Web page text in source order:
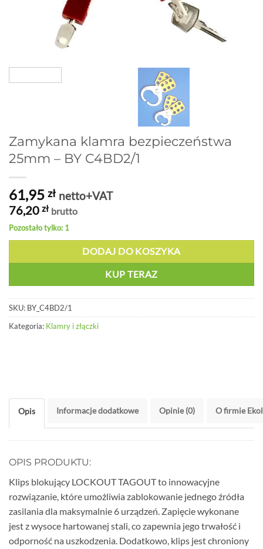
Zamykana klamra bezpieczeństwa
25mm – BY C4BD2/1
61,95 zł netto+VAT
76,20 zł brutto
Pozostało tylko: 1
DODAJ DO KOSZYKA
KUP TERAZ
SKU: BY_C4BD2/1
Kategoria: Klamry i złączki
Opis Informacje dodatkowe Opinie (0) O firmie
OPIS PRODUKTU:
Klips blokujący LOCKOUT TAGOUT to innowacyjne
rozwiązanie, które umożliwia zablokowanie jednego źródła
zasilania dla maksymalnie 6 urządzeń. Zapięcie wykonane
jest z wysoce hartowanej stali, co zapewnia jego trwałość i
odporność na uszkodzenia. Dodatkowo, klips jest chroniony